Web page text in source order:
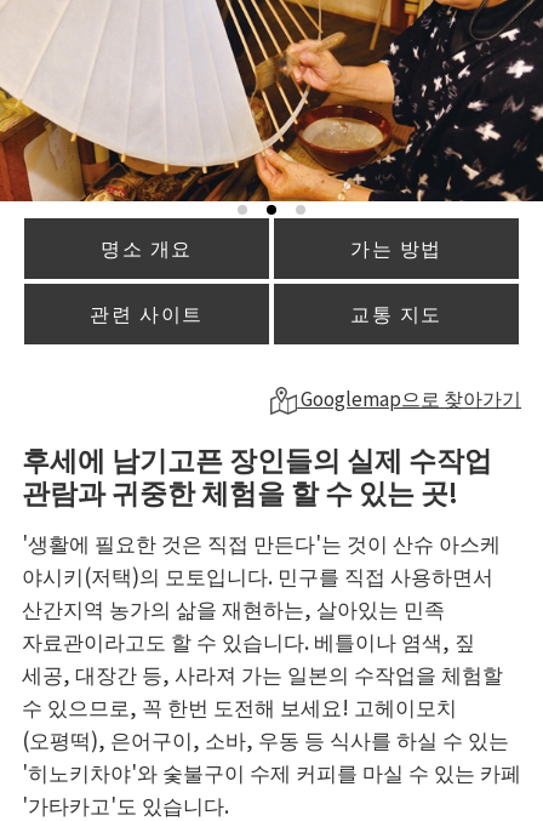
명소 개요 가는 방법
관련 사이트 교통 지도
Googlemap으로 찾아가기
후세에 남기고픈 장인들의 실제 수작업
관람과 귀중한 체험을 할 수 있는 곳!
'생활에 필요한 것은 직접 만든다'는 것이 산슈 아스케
야시키(저택)의 모토입니다. 민구를 직접 사용하면서
산간지역 농가의 삶을 재현하는, 살아있는 민족
자료관이라고도 할 수 있습니다. 베틀이나 염색, 짚
세공, 대장간 등, 사라져 가는 일본의 수작업을 체험할
수 있으므로, 꼭 한번 도전해 보세요! 고헤이모치
(오평떡), 은어구이, 소바, 우동 등 식사를 하실 수 있는
'히노키차야'와 숯불구이 수제 커피를 마실 수 있는 카페
'가타카고'도 있습니다.